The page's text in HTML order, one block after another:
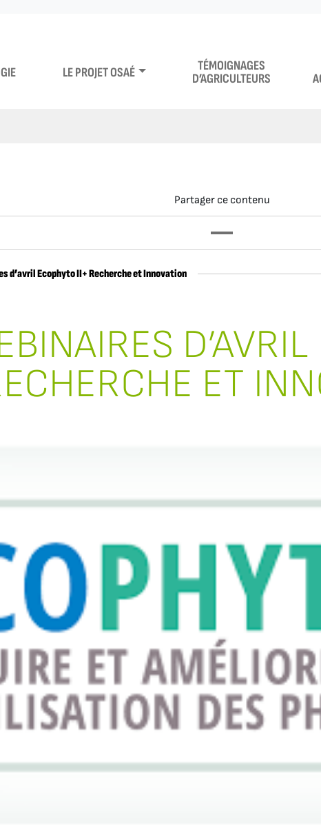
LE PROJET OSAÉ
TÉMOIGNAGES
D’AGRICULTEURS
Partager ce contenu
d’avril Ecophyto II+ Recherche et Innovation
ET